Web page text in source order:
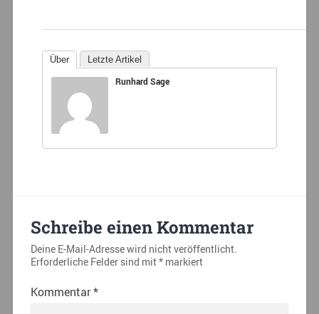
Über Letzte Artikel
Runhard Sage
Schreibe einen Kommentar
Deine E-Mail-Adresse wird nicht veröffentlicht.
Erforderliche Felder sind mit*markiert
Kommentar*